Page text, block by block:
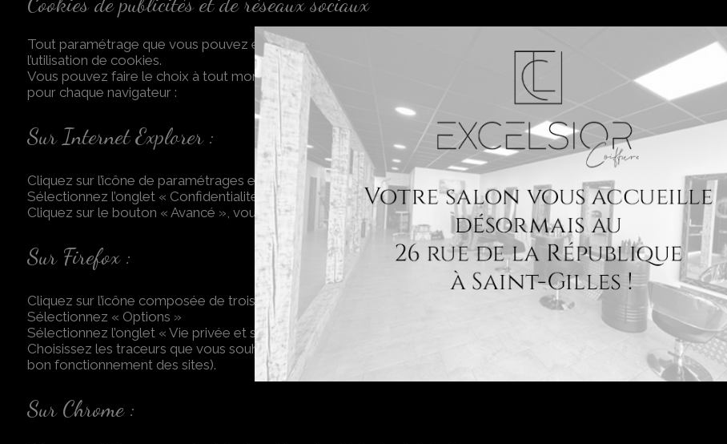
Tout paramétrage que vous pouvez entreprendre sera susceptible de modifier votre navigation sur Internet et
l’utilisation de cookies.
Vous pouvez faire le choix à tout moment d’exprimer et de modifier vos souhaits en matière de cookies, en
pour chaque navigateur :
Sur Internet Explorer :
Cliquez sur l’icône de paramétrages en haut à droite, sélectionnez « Option Internet »
Sélectionnez l’onglet « Confidentialité »
Cliquez sur le bouton « Avancé », vous pouvez alors paramétrer les choix pour les cookies internes et les cookies
Sur Firefox :
Cliquez sur l’icône composée de trois barres horizontales en haut à droite de la fenêtre
Sélectionnez « Options »
Sélectionnez l’onglet « Vie privée et sécurité »
Choisissez les traceurs que vous souhaitez accepter (Firefox propose un mode standard vous permettant de
bon fonctionnement des sites).
Sur Chrome :